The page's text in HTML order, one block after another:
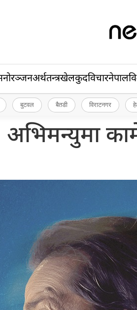
अर्थतन्त्रखेलकुदविचारनेपाल
बुटवल बैतडी विराटनगर
अभिमन्युमा